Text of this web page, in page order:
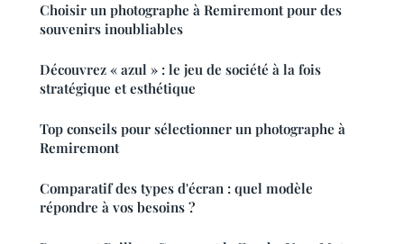
Choisir un photographe à Remiremont pour des
souvenirs inoubliables
Découvrez « azul » : le jeu de société à la fois
stratégique et esthétique
Top conseils pour sélectionner un photographe à
Remiremont
Comparatif des types d'écran : quel modèle
répondre à vos besoins ?